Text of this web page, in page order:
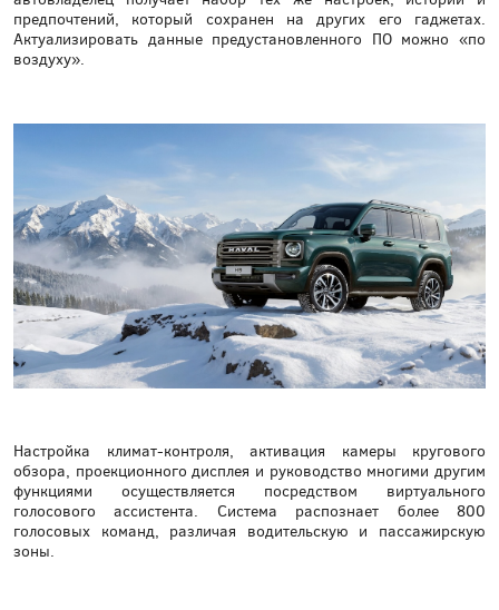
предпочтений, который сохранен на других его гаджетах.
Актуализировать данные предустановленного ПО можно «по
воздуху».
Настройка климат-контроля, активация камеры кругового
обзора, проекционного дисплея и руководство многими другим
функциями осуществляется посредством виртуального
голосового ассистента. Система распознает более 800
голосовых команд, различая водительскую и пассажирскую
зоны.